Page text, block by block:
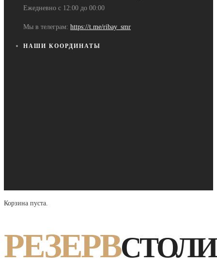
Ежедневно с 12:00 до 00:00
Мы в телеграм: https://t.me/ribay_smr
НАШИ КООРДИНАТЫ
Корзина пуста.
РЕЗЕРВ